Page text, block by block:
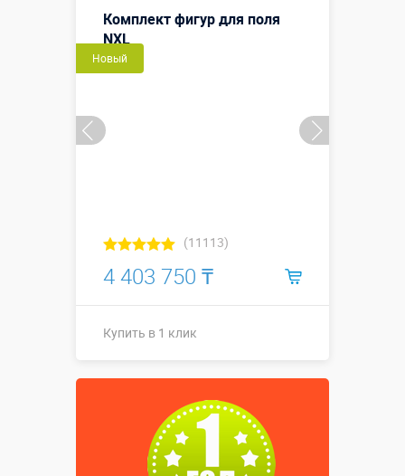
Комплект фигур для поля
NXL
Новый
(11113)
4 403 750 ₸
Купить в 1 клик